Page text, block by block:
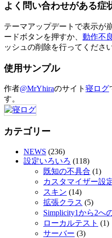
よく問い合わせがある症
テーマアップデートで表示が
ードボタンを押すか、 動作不
ッシュの削除を行ってください
使用サンプル
作者@MrYhiraのサイト 寝ログ
す。
カテゴリー
NEWS (236)
設定いろいろ (118)
既知の不具合 (1)
カスタマイザー設
スキン (14)
拡張クラス (5)
Simplicity1から2へ
ローカルテスト (1)
サーバー (3)